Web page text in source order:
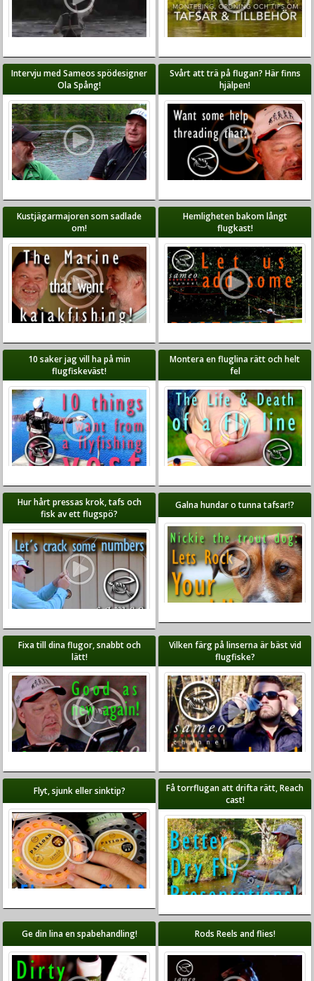
Intervju med Sameos spödesigner
Ola Spång!
Svårt att trä på flugan? Här finns
hjälpen!
Kustjägarmajoren som sadlade
om!
Hemligheten bakom långt
flugkast!
10 saker jag vill ha på min
flugfiskeväst!
Montera en fluglina rätt och helt
fel
Hur hårt pressas krok, tafs och
fisk av ett flugspö?
Galna hundar o tunna tafsar!?
Fixa till dina flugor, snabbt och
lätt!
Vilken färg på linserna är bäst vid
flugfiske?
Flyt, sjunk eller sinktip?
Få torrflugan att drifta rätt, Reach
cast!
Ge din lina en spabehandling! Rods Reels and flies!